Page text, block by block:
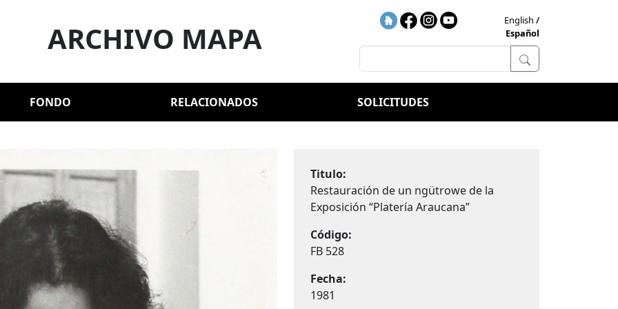
ARCHIVO MAPA
English
Español
FONDO RELACIONADOS SOLICITUDES
Titulo:
Restauración de un ngütrowe de la
Exposición “Platería Araucana”
Código:
FB 528
Fecha:
1981